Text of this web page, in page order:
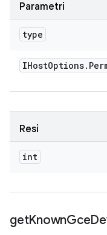
Parametri
type
IHostOptions.
Resi
int
getKnownGce